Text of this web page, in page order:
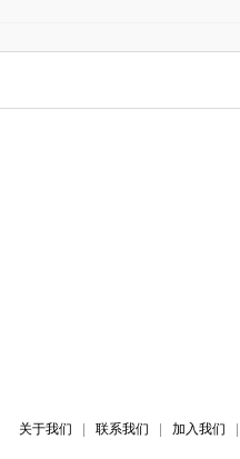
关于我们 联系我们 加入我们